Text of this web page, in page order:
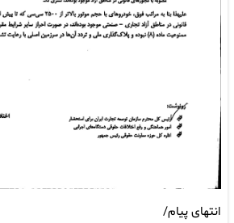
انتهای پیام/